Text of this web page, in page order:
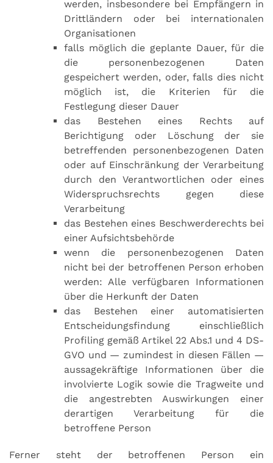
werden, insbesondere bei Empfängern in
Drittländern oder bei internationalen
Organisationen
falls möglich die geplante Dauer, für die
die personenbezogenen Daten
gespeichert werden, oder, falls dies nicht
möglich ist, die Kriterien für die
Festlegung dieser Dauer
das Bestehen eines Rechts auf
Berichtigung oder Löschung der sie
betreffenden personenbezogenen Daten
oder auf Einschränkung der Verarbeitung
durch den Verantwortlichen oder eines
Widerspruchsrechts gegen diese
Verarbeitung
das Bestehen eines Beschwerderechts bei
einer Aufsichtsbehörde
wenn die personenbezogenen Daten
nicht bei der betroffenen Person erhoben
werden: Alle verfügbaren Informationen
über die Herkunft der Daten
das Bestehen einer automatisierten
Entscheidungsfindung einschließlich
Profiling gemäß Artikel 22 Abs.1 und 4 DS-
GVO und — zumindest in diesen Fällen —
aussagekräftige Informationen über die
involvierte Logik sowie die Tragweite und
die angestrebten Auswirkungen einer
derartigen Verarbeitung für die
betroffene Person
Ferner steht der betroffenen Person ein